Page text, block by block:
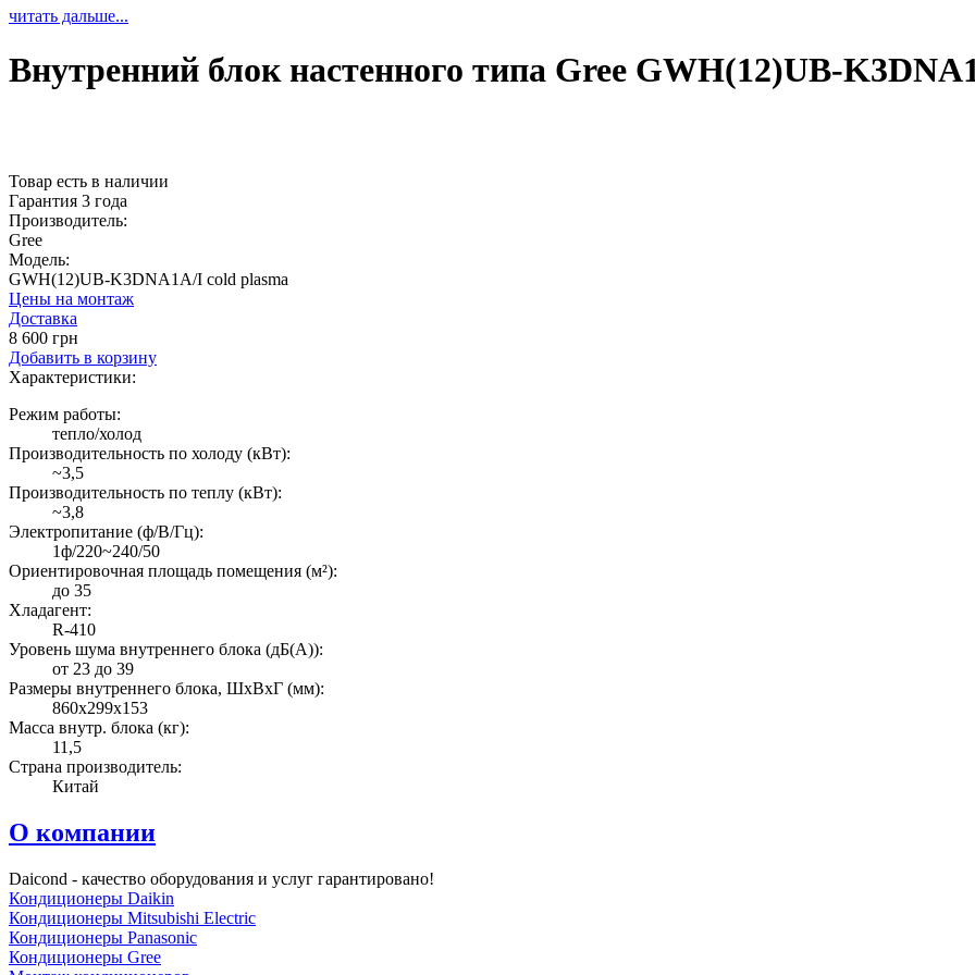
читать дальше...
Внутренний блок настенного типа Gree GWH(12)UB-
Товар есть в наличии
Гарантия 3 года
Производитель:
Gree
Модель:
GWH(12)UB-K3DNA1A/I cold plasma
Цены на монтаж
Доставка
8 600 грн
Добавить в корзину
Характеристики:
Режим работы:
тепло/холод
Производительность по холоду (кВт):
~3,5
Производительность по теплу (кВт):
~3,8
Электропитание (ф/В/Гц):
1ф/220~240/50
Ориентировочная площадь помещения (м²):
до 35
Хладагент:
R-410
Уровень шума внутреннего блока (дБ(А)):
от 23 до 39
Размеры внутреннего блока, ШхВхГ (мм):
860x299x153
Масса внутр. блока (кг):
11,5
Страна производитель:
Китай
О компании
Daicond - качество оборудования и услуг гарантировано!
Кондиционеры Daikin
Кондиционеры Mitsubishi Electric
Кондиционеры Panasonic
Кондиционеры Gree